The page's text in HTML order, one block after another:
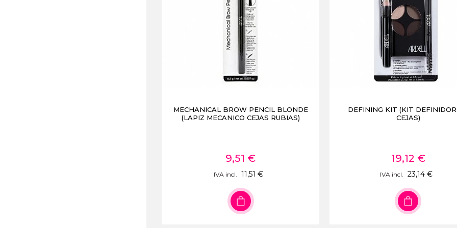
MECHANICAL BROW PENCIL BLONDE
(LAPIZ MECANICO CEJAS RUBIAS)
9,51 €
IVA incl. 11,51 €
DEFINING KIT (KIT
CEJAS)
19,12 €
IVA incl. 23,14 €